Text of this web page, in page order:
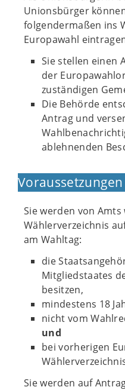
Unionsbürger
folgendermaßen ins
Europawahl
Sie stellen einen
der
zuständigen
Die Behörde
Antrag und
ablehnenden
Voraussetzungen
Sie werden von Amts
Wählerverzeichnis
am Wahltag:
die
Mitgliedstaates
besitzen,
mindestens 18
nicht vom
und
bei vorherigen
Sie werden auf